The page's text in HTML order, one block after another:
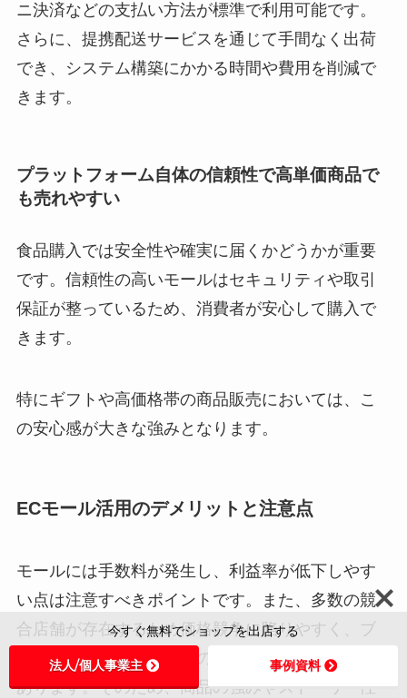
ニ決済などの支払い方法が標準で利用可能です。
さらに、提携配送サービスを通じて手間なく出荷
でき、システム構築にかかる時間や費用を削減で
きます。
プラットフォーム自体の信頼性で高単価商品で
も売れやすい
食品購入では安全性や確実に届くかどうかが重要
です。信頼性の高いモールはセキュリティや取引
保証が整っているため、消費者が安心して購入で
きます。
特にギフトや高価格帯の商品販売においては、こ
の安心感が大きな強みとなります。
ECモール活用のデメリットと注意点
モールには手数料が発生し、利益率が低下しやす
い点は注意すべきポイントです。また、多数の競
合店舗が存在するため価格競争に陥りやすく、ブ
ランドを前面に打ち出すのが難しいという課題も
あります。そのため、商品の強みやストーリー性
今すぐ無料でショップを出店する
法人/個人事業主 事例資料